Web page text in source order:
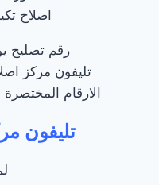
اصلاح
رقم تصليح
تليفون مركز
الارقام
تليفون